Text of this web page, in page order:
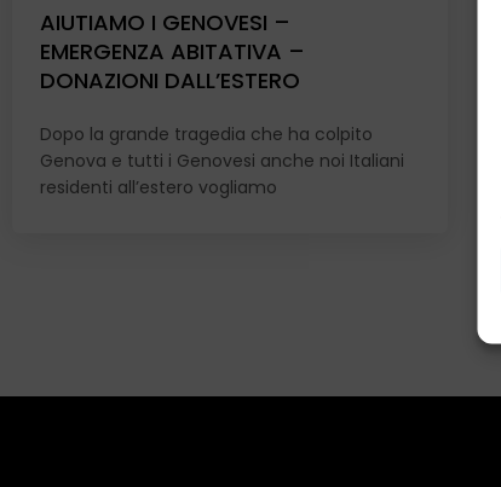
AIUTIAMO I GENOVESI –
EMERGENZA ABITATIVA –
DONAZIONI DALL’ESTERO
Dopo la grande tragedia che ha colpito
Genova e tutti i Genovesi anche noi Italiani
residenti all’estero vogliamo